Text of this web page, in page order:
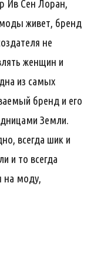
Ив Сен Лоран,
живет, бренд
не
женщин и
из самых
бренд и его
Земли.
всегда шик и
и то всегда
на моду,